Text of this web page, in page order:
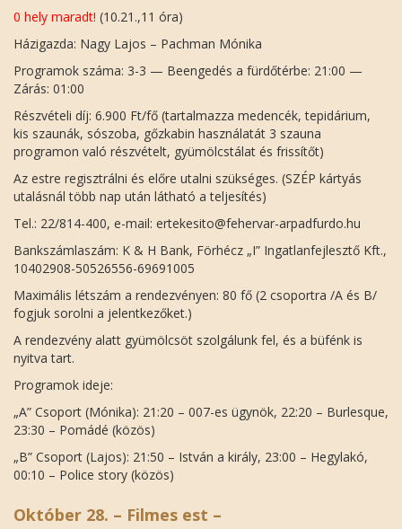
0 hely maradt! (10.21.,11 óra)
Házigazda: Nagy Lajos – Pachman Mónika
Programok száma: 3-3 — Beengedés a fürdőtérbe: 21:00 —
Zárás: 01:00
Részvételi díj: 6.900 Ft/fő (tartalmazza medencék, tepidárium,
kis szaunák, sószoba, gőzkabin használatát 3 szauna
programon való részvételt, gyümölcstálat és frissítőt)
Az estre regisztrálni és előre utalni szükséges. (SZÉP kártyás
utalásnál több nap után látható a teljesítés)
Tel.: 22/814-400, e-mail: ertekesito@fehervar-arpadfurdo.hu
Bankszámlaszám: K & H Bank, Förhécz „I” Ingatlanfejlesztő Kft.,
10402908-50526556-69691005
Maximális létszám a rendezvényen: 80 fő (2 csoportra /A és B/
fogjuk sorolni a jelentkezőket.)
A rendezvény alatt gyümölcsöt szolgálunk fel, és a büfénk is
nyitva tart.
Programok ideje:
„A” Csoport (Mónika): 21:20 – 007-es ügynök, 22:20 – Burlesque,
23:30 – Pomádé (közös)
„B” Csoport (Lajos): 21:50 – István a király, 23:00 – Hegylakó,
00:10 – Police story (közös)
Október 28. – Filmes est –